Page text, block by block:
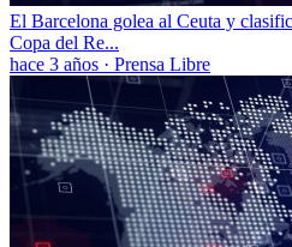
El Barcelona golea al Ceuta y
Copa del Re...
hace 3 años · Prensa Libre